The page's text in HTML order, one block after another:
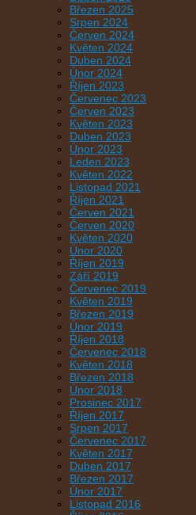
Březen 2025
Srpen 2024
Červen 2024
Květen 2024
Duben 2024
Únor 2024
Říjen 2023
Červenec 2023
Červen 2023
Květen 2023
Duben 2023
Únor 2023
Leden 2023
Květen 2022
Listopad 2021
Říjen 2021
Červen 2021
Červen 2020
Květen 2020
Únor 2020
Říjen 2019
Září 2019
Červenec 2019
Květen 2019
Březen 2019
Únor 2019
Říjen 2018
Červenec 2018
Květen 2018
Březen 2018
Únor 2018
Prosinec 2017
Říjen 2017
Srpen 2017
Červenec 2017
Květen 2017
Duben 2017
Březen 2017
Únor 2017
Listopad 2016